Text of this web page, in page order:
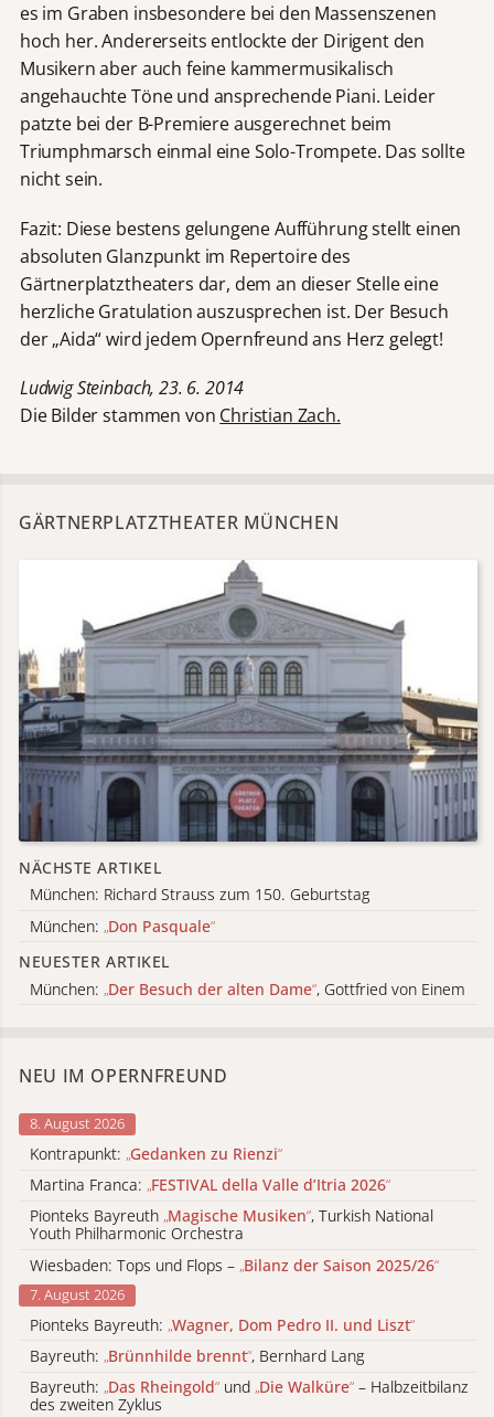
es im Graben insbesondere bei den Massenszenen
hoch her. Andererseits entlockte der Dirigent den
Musikern aber auch feine kammermusikalisch
angehauchte Töne und ansprechende Piani. Leider
patzte bei der B-Premiere ausgerechnet beim
Triumphmarsch einmal eine Solo-Trompete. Das sollte
nicht sein.
Fazit: Diese bestens gelungene Aufführung stellt einen
absoluten Glanzpunkt im Repertoire des
Gärtnerplatztheaters dar, dem an dieser Stelle eine
herzliche Gratulation auszusprechen ist. Der Besuch
der „Aida“ wird jedem Opernfreund ans Herz gelegt!
Ludwig Steinbach, 23. 6. 2014
Die Bilder stammen von Christian Zach.
GÄRTNERPLATZTHEATER MÜNCHEN
NÄCHSTE ARTIKEL
München: Richard Strauss zum 150. Geburtstag
München: „Don Pasquale“
NEUESTER ARTIKEL
München: „Der Besuch der alten Dame“, Gottfried von Einem
NEU IM OPERNFREUND
8. August 2026
Kontrapunkt: „Gedanken zu Rienzi“
Martina Franca: „FESTIVAL della Valle d’Itria 2026“
Pionteks Bayreuth „Magische Musiken“, Turkish National
Youth Philharmonic Orchestra
Wiesbaden: Tops und Flops – „Bilanz der Saison 2025/26“
7. August 2026
Pionteks Bayreuth: „Wagner, Dom Pedro II. und Liszt“
Bayreuth: „Brünnhilde brennt“, Bernhard Lang
Bayreuth: „Das Rheingold“ und „Die Walküre“ – Halbzeitbilanz
des zweiten Zyklus